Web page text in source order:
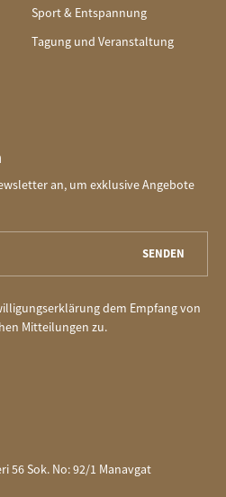
Sport & Entspannung
Tagung und Veranstaltung
an, um exklusive Angebote
SENDEN
dem Empfang von
Mitteilungen zu.
56 Sok. No: 92/1 Manavgat